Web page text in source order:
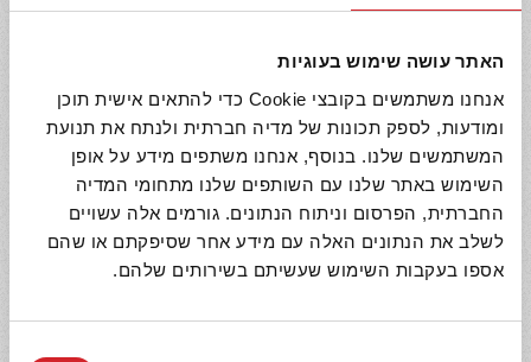
האתר עושה שימוש בעוגיות
אנחנו משתמשים בקובצי Cookie כדי להתאים אישית תוכן
ומודעות, לספק תכונות של מדיה חברתית ולנתח את תנועת
המשתמשים שלנו. בנוסף, אנחנו משתפים מידע על אופן
השימוש באתר שלנו עם השותפים שלנו מתחומי המדיה
החברתית, הפרסום וניתוח הנתונים. גורמים אלה עשויים
לשלב את הנתונים האלה עם מידע אחר שסיפקתם או שהם
אספו בעקבות השימוש שעשיתם בשירותים שלהם.
מרק אפונה בניחוח שום ושמיר
10 דקות הכנה 3 מנות קל